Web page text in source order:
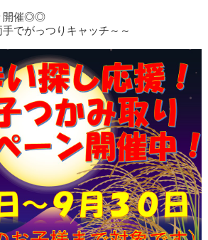
開催◎◎
でがっつりキャッチ～～